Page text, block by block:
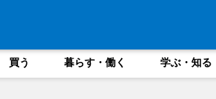
買う 暮らす・働く 学ぶ・知る